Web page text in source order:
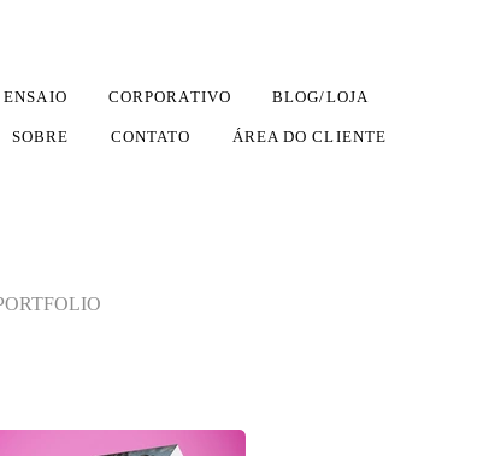
CORPORATIVO BLOG/LOJA
SOBRE CONTATO ÁREA DO CLIENTE